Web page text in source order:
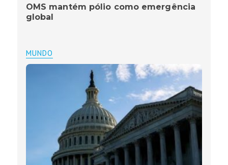
OMS mantém pólio como emergência
global
MUNDO